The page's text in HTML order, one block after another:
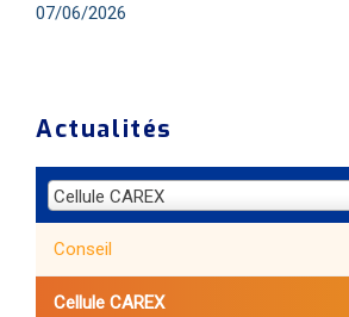
07/06/2026
Actualités
Cellule CAREX
Conseil
Cellule CAREX